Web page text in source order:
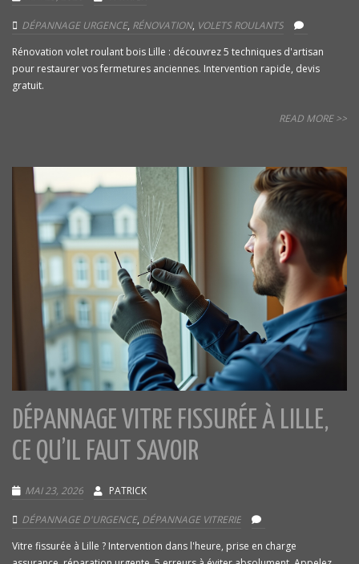
DÉPANNAGE URGENCE, RÉNOVATION, VOLETS ROULANTS
Rénovation volet roulant bois Lille : découvrez 5 techniques d'artisan
pour restaurer vos fermetures anciennes. Intervention rapide, devis
gratuit.
READ MORE >>
DÉPANNAGE VITRE FISSURÉE À LILLE,
CE QU’IL FAUT SAVOIR
MAI 23, 2026 PATRICK
DÉPANNAGE D'URGENCE, DÉPANNAGE VITRERIE
Vitre fissurée à Lille ? Intervention dans l'heure, prise en charge